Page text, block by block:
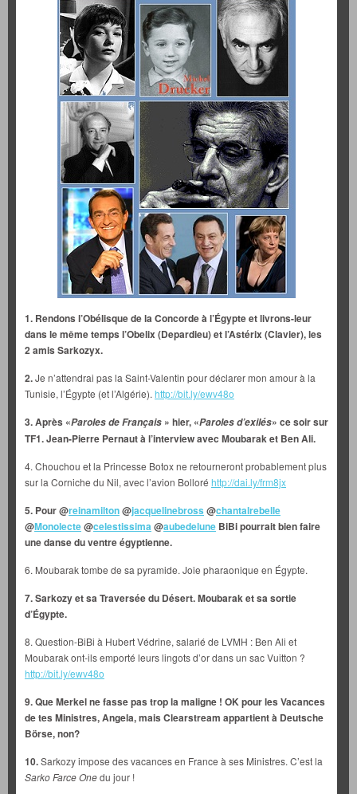
1. Rendons l’Obélisque de la Concorde à l’Égypte et livrons-leur
dans le même temps l’Obelix (Depardieu) et l’Astérix (Clavier), les
2 amis Sarkozyx.
2.Je n’attendrai pas la Saint-Valentin pour déclarer mon amour à la
Tunisie, l’Égypte (et l’Algérie). http://bit.ly/ewv48o
3. Après «Paroles de Français » hier, «Paroles d’exilés» ce soir sur
TF1. Jean-Pierre Pernaut à l’interview avec Moubarak et Ben Ali.
4. Chouchou et la Princesse Botox ne retourneront probablement plus
sur la Corniche du Nil, avec l’avion Bolloré http://dai.ly/frm8jx
5. Pour @reinamilton@jacquelinebross @chantalrebelle
@Monolecte@celestissima@aubedelune BiBi pourrait bien faire
une danse du ventre égyptienne.
6. Moubarak tombe de sa pyramide. Joie pharaonique en Égypte.
7. Sarkozy et sa Traversée du Désert. Moubarak et sa sortie
d’Égypte.
8. Question-BiBi à Hubert Védrine, salarié de LVMH : Ben Ali et
Moubarak ont-ils emporté leurs lingots d’or dans un sac Vuitton ?
http://bit.ly/ewv48o
9. Que Merkel ne fasse pas trop la maligne ! OK pour les Vacances
de tes Ministres, Angela, mais Clearstream appartient à Deutsche
Börse, non?
10.Sarkozy impose des vacances en France à ses Ministres. C’est la
Sarko Farce Onedu jour !